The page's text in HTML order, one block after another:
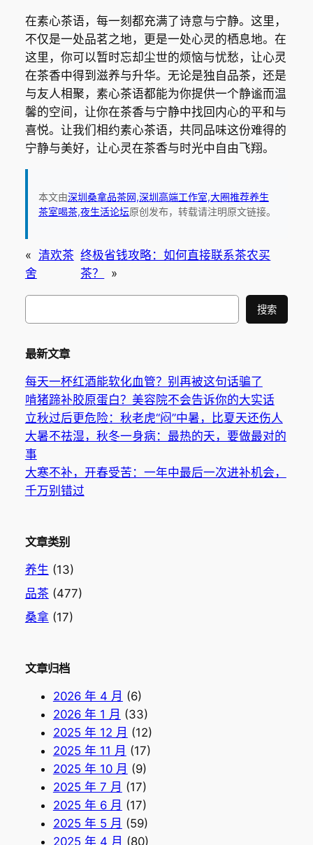
在素心茶语，每一刻都充满了诗意与宁静。这里，
不仅是一处品茗之地，更是一处心灵的栖息地。在
这里，你可以暂时忘却尘世的烦恼与忧愁，让心灵
在茶香中得到滋养与升华。无论是独自品茶，还是
与友人相聚，素心茶语都能为你提供一个静谧而温
馨的空间，让你在茶香与宁静中找回内心的平和与
喜悦。让我们相约素心茶语，共同品味这份难得的
宁静与美好，让心灵在茶香与时光中自由飞翔。
本文由深圳桑拿品茶网,深圳高端工作室,大圈推荐养生
茶室喝茶,夜生活论坛原创发布，转载请注明原文链接。
« 清欢茶
舍
终极省钱攻略：如何直接联系茶农买
茶？
»
搜
搜索
最新文章
每天一杯红酒能软化血管？别再被这句话骗了
啃猪蹄补胶原蛋白？美容院不会告诉你的大实话
立秋过后更危险：秋老虎“闷”中暑，比夏天还伤人
大暑不祛湿，秋冬一身病：最热的天，要做最对的
事
大寒不补，开春受苦：一年中最后一次进补机会，
千万别错过
文章类别
养生 (13)
品茶 (477)
桑拿 (17)
文章归档
2026 年 4 月 (6)
2026 年 1 月 (33)
2025 年 12 月 (12)
2025 年 11 月 (17)
2025 年 10 月 (9)
2025 年 7 月 (17)
2025 年 6 月 (17)
2025 年 5 月 (59)
2025 年 4 月 (80)